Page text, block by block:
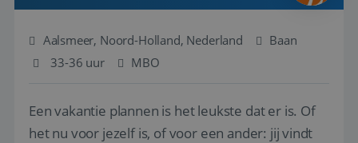
Aalsmeer, Noord-Holland, Nederland
Baan
33-36 uur
MBO
Een vakantie plannen is het leukste dat er is. Of
het nu voor jezelf is, of voor een ander: jij vindt